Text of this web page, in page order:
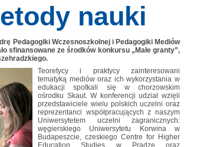
nauki
Pedagogiki Wczesnoszkolnej i Pedagogiki Mediów
sfinansowane ze środków konkursu „Małe granty”,
Teoretycy i praktycy zainteresowani
tematyką mediów oraz ich wykorzystania w
edukacji spotkali się w chorzowskim
ośrodku Skaut. W konferencji udział wzięli
przedstawiciele wielu polskich uczelni oraz
reprezentanci współpracujących z naszym
Uniwersytetem uczelni zagranicznych:
węgierskiego Uniwersytetu Korwina w
Budapeszcie, czeskiego Centre for Higher
Education Studies w Pradze oraz